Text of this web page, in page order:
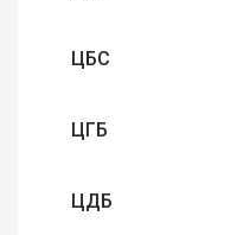
ЦБС
ЦГБ
ЦДБ